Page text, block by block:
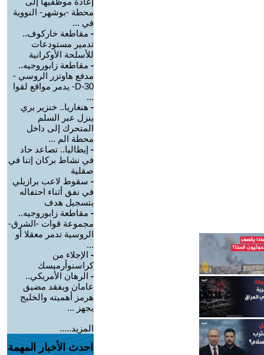
محطة -بوشهر- النووية
في ...
- مقاطعة خاركوف..
تدمير مستودعات
للأسلحة الأوكرانية
- مقاطعة زابوروجيه..
مدفع هاوتزر الروسي -
D-30- يدمر مواقع لقوا
...
- هنغاريا.. خنزير بري
ينزل عبر السلم
المتحرك إلى داخل
محطة الم ...
- إيطاليا.. تصاعد حاد
في نشاط بركان إتنا في
صقلية
- سقوط لاعب برازيلي
في نفق أثناء احتفاله
بتسجيل هدف
- مقاطعة زابوروجيه..
مجموعة قوات -الشرق-
الروسية تدمر معقلا أو
...
- الإجلاء من
كراسنوأرميسك
- الرهان الأمريكي..
عامان ويفقد مضيق
هرمز أهميته والخليج
يجهز ...
المزيد.....
احدث الأخبار المهمة